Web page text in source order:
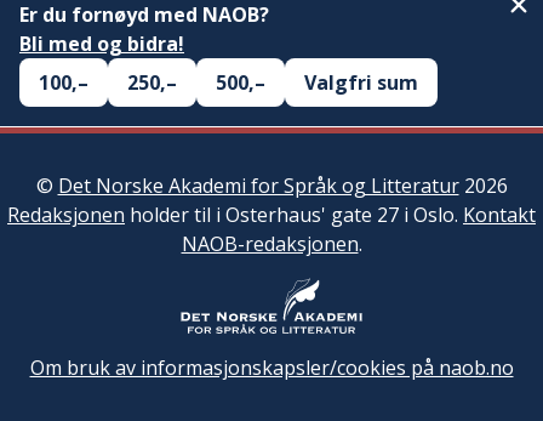
Er du fornøyd med NAOB?
Bli med og bidra!
100,–
250,– 500,– Valgfri sum
© Det Norske Akademi for Språk og Litteratur2026
Redaksjonen holder til i Osterhaus' gate 27 i Oslo. Kontakt
NAOB-redaksjonen.
Om bruk av informasjonskapsler/cookies på naob.no